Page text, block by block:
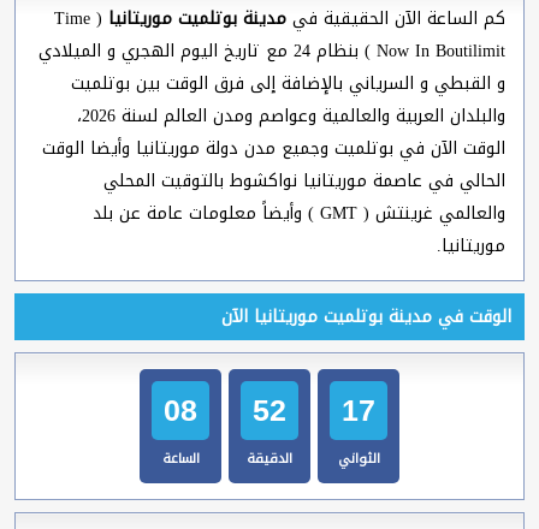
كم الساعة الآن الحقيقية فيمدينة بوتلميت موريتانيا
( Time
Now In Boutilimit ) بنظام 24 مع تاريخ اليوم الهجري و الميلادي
و القبطي و السرياني بالإضافة إلى فرق الوقت بين بوتلميت
والبلدان العربية والعالمية وعواصم ومدن العالم لسنة 2026،
الوقت الآن في بوتلميت وجميع مدن دولة موريتانيا وأيضا الوقت
الحالي في عاصمة موريتانيا نواكشوط بالتوقيت المحلي
والعالمي غرينتش ( GMT ) وأيضاً معلومات عامة عن بلد
موريتانيا.
الوقت في مدينة بوتلميت موريتانيا الآن
08
الساعة
52
الدقيقة
18
الثواني